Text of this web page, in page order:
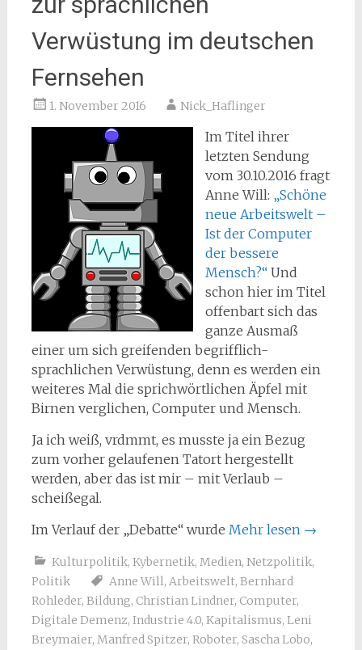
Verwüstung im deutschen
Fernsehen
1. November 2016 Nick_Haflinger
Im Titel ihrer
letzten Sendung
vom 30.10.2016 fragt
Anne Will: „Schöne
neue Arbeitswelt –
Ist der Computer
der bessere
Mensch?“Und
schon hier im Titel
offenbart sich das
ganze Ausmaß
einer um sich greifenden begrifflich-
sprachlichen Verwüstung, denn es werden ein
weiteres Mal die sprichwörtlichen Äpfel mit
Birnen verglichen, Computer und Mensch.
Ja ich weiß, vrdmmt, es musste ja ein Bezug
zum vorher gelaufenen Tatort hergestellt
werden, aber das ist mir – mit Verlaub –
scheißegal.
Im Verlauf der „Debatte“ wurde Mehr lesen →
Kulturpolitik, Kybernetik, Medien, Netzpolitik,
Politik
Anne Will, Arbeitswelt, Bernhard
Rohleder, Bildung, Christian Lindner, Computer,
Digitale Demenz, Industrie 4.0, Kapitalismus, Leni
Breymaier, Manfred Spitzer, Roboter, Sascha Lobo,